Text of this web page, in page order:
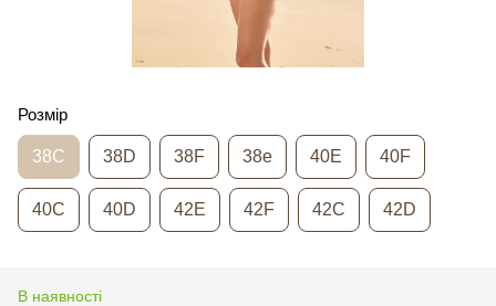
Розмір
38C 38D 38F 38e 40E 40F
40C 40D 42E 42F 42C 42D
В наявності